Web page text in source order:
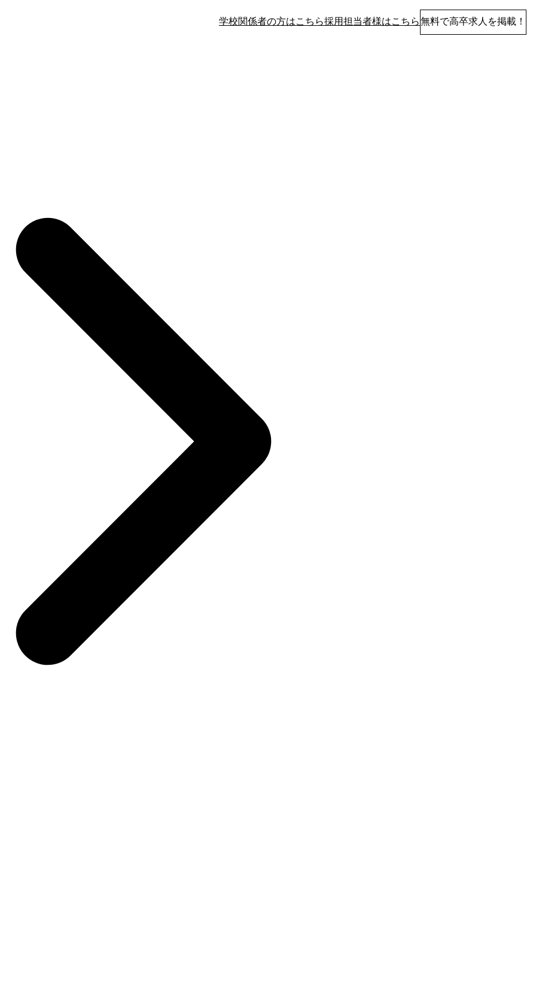
学校関係者の方はこちら採用担当者様はこちら無料で高卒求人を掲載！